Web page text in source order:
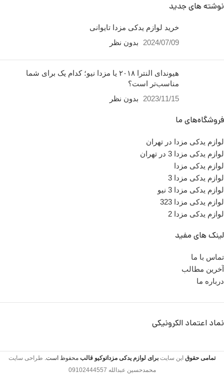
نوشته های جدید
خرید لوازم یدکی مزدا تایوانی
2024/07/09
بدون نظر
هیوندای النترا ۲۰۱۸ یا مزدا نیو؛ کدام یک برای شما
مناسب‌تر است؟
2023/11/15
بدون نظر
فروشگاه‌های ما
لوازم یدکی مزدا در تهران
لوازم یدکی مزدا 3 در تهران
لوازم یدکی مزدا
لوازم یدکی مزدا 3
لوازم یدکی مزدا 3 نیو
لوازم یدکی مزدا 323
لوازم یدکی مزدا 2
لینک های مفید
تماس با ما
آخرین مطالب
درباره ما
نماد اعتماد الکرونیکی
تمامی حقوق این سایت برای لوازم یدکی مزداتوکیو قالب محفوظ است. طراحی سایت
محمدحسین عبدالله 09102444557